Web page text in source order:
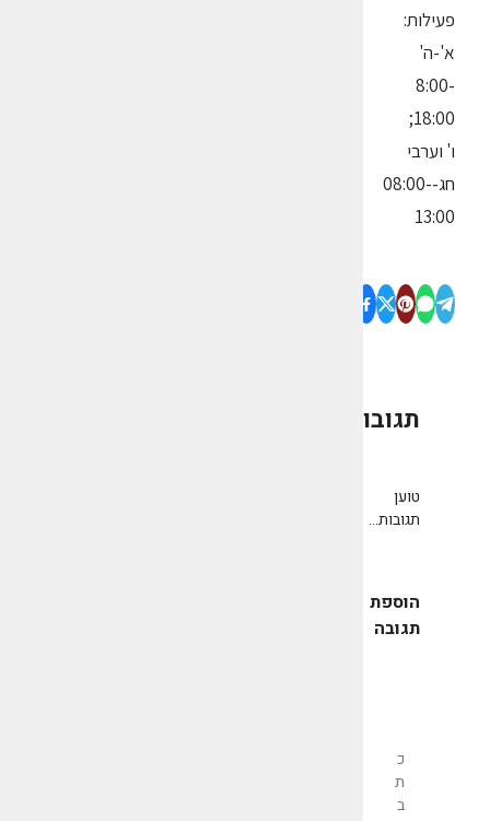
פעילות:
א'-ה'
8:00-
18:00;
ו' וערבי
חג-08:00-
13:00
תגובות
טוען
תגובות...
הוספת
תגובה